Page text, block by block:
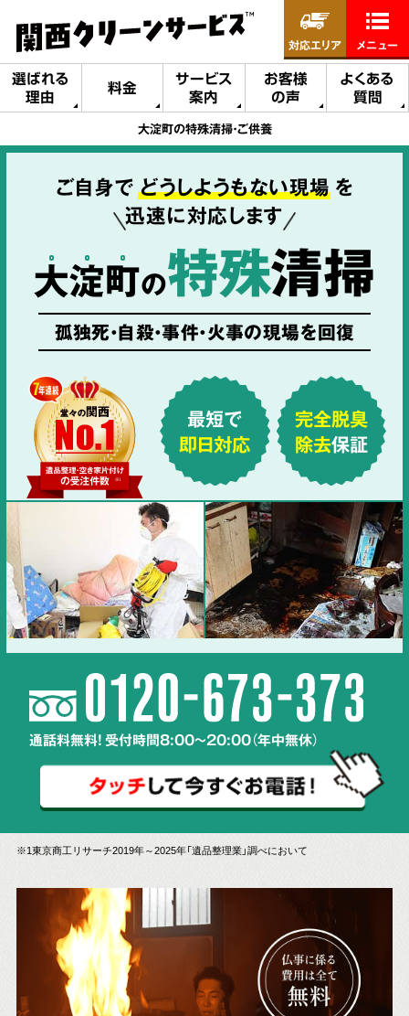
選ばれる
理由
料金
サービス
案内
お客様
の声
よくある
質問
対応エリア メニュー
大淀町の特殊清掃・ご供養
ご自身で どうしようもない現場 を
迅速に対応します
大淀町の特殊清掃
孤独死・自殺・事件・火事の現場を回復
最短で
即日対応
完全脱臭
除去保証
通話料無料! 受付時間8:00～20:00（年中無休）
※1東京商工リサーチ2019年～2025年「遺品整理業」調べにおいて